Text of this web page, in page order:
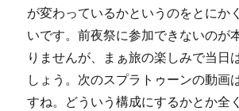
が変わっているかというのをとにか
いです。前夜祭に参加できないのが
りませんが、まぁ旅の楽しみで当日
しょう。次のスプラトゥーンの動画
すね。どういう構成にするかとか全